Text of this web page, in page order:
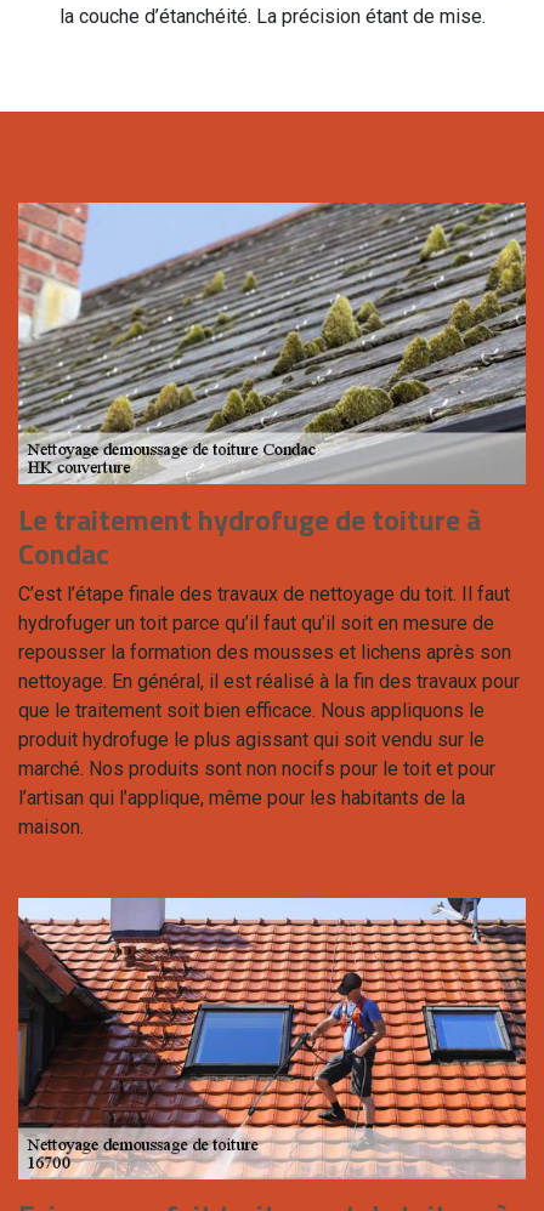
la couche d’étanchéité. La précision étant de mise.
Le traitement hydrofuge de toiture à
Condac
C’est l’étape finale des travaux de nettoyage du toit. Il faut
hydrofuger un toit parce qu’il faut qu’il soit en mesure de
repousser la formation des mousses et lichens après son
nettoyage. En général, il est réalisé à la fin des travaux pour
que le traitement soit bien efficace. Nous appliquons le
produit hydrofuge le plus agissant qui soit vendu sur le
marché. Nos produits sont non nocifs pour le toit et pour
l’artisan qui l’applique, même pour les habitants de la
maison.